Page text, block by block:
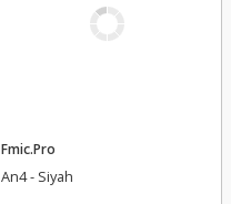
Fmic.Pro
An4 - Siyah